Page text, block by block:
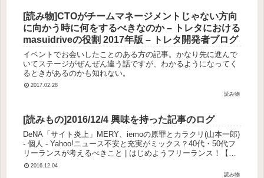
[読み物]CTOがチームマネージメントじゃない方向
に向かう時に何をするべきなのか – トレタにおける
masuidriveの役割 2017年版 – トレタ開発者ブログ
イベントでお会いしたことのある方の記事。かなり先に進んで
いてステージがぜんぜん違う話ですが、わかるようになってく
るときがあるのかも知れない。
2017.02.28
読み物
[読みもの]2016/12/4 興味を持った記事のログ
DeNA「サイト炎上」MERY、iemoの原罪とカラクリ(山本一郎)
- 個人 - Yahoo!ニュース不安と充実がミックス？40代・50代フ
リーランスが考えるべきこと | はじめようフリーランス！【ク
ラウドワークス】「#MERY」は本当に...
2016.12.04
読み物